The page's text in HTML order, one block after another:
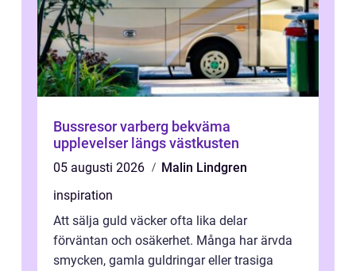
Bussresor varberg bekväma
upplevelser längs västkusten
05 augusti 2026
Malin Lindgren
inspiration
Att sälja guld väcker ofta lika delar
förväntan och osäkerhet. Många har ärvda
smycken, gamla guldringar eller trasiga